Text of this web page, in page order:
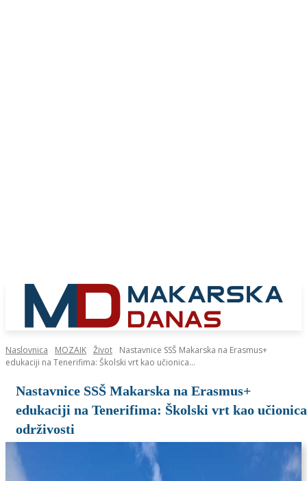
Naslovnica MOZAIK Život
Nastavnice SSŠ Makarska na Erasmus+
edukaciji na Tenerifima: Školski vrt kao učionica...
Nastavnice SSŠ Makarska na Erasmus+
edukaciji na Tenerifima: Školski vrt kao učionica
održivosti